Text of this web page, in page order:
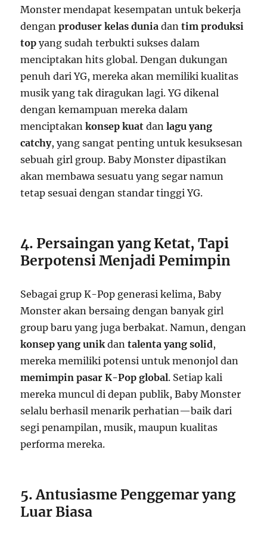
Monster mendapat kesempatan untuk bekerja
denganproduser kelas dunia dantim produksi
top yang sudah terbukti sukses dalam
menciptakan hits global. Dengan dukungan
penuh dari YG, mereka akan memiliki kualitas
musik yang tak diragukan lagi. YG dikenal
dengan kemampuan mereka dalam
menciptakankonsep kuat danlagu yang
catchy, yang sangat penting untuk kesuksesan
sebuah girl group. Baby Monster dipastikan
akan membawa sesuatu yang segar namun
tetap sesuai dengan standar tinggi YG.
4. Persaingan yang Ketat, Tapi
Berpotensi Menjadi Pemimpin
Sebagai grup K-Pop generasi kelima, Baby
Monster akan bersaing dengan banyak girl
group baru yang juga berbakat. Namun, dengan
konsep yang unikdantalenta yang solid,
mereka memiliki potensi untuk menonjol dan
memimpin pasar K-Pop global. Setiap kali
mereka muncul di depan publik, Baby Monster
selalu berhasil menarik perhatian—baik dari
segi penampilan, musik, maupun kualitas
performa mereka.
5. Antusiasme Penggemar yang
Luar Biasa